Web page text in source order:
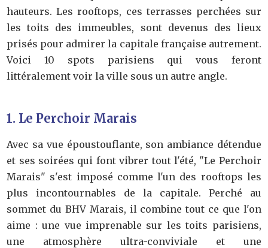
hauteurs. Les rooftops, ces terrasses perchées sur
les toits des immeubles, sont devenus des lieux
prisés pour admirer la capitale française autrement.
Voici 10 spots parisiens qui vous feront
littéralement voir la ville sous un autre angle.
1. Le Perchoir Marais
Avec sa vue époustouflante, son ambiance détendue
et ses soirées qui font vibrer tout l'été, "Le Perchoir
Marais" s'est imposé comme l'un des rooftops les
plus incontournables de la capitale. Perché au
sommet du BHV Marais, il combine tout ce que l'on
aime : une vue imprenable sur les toits parisiens,
une atmosphère ultra-conviviale et une